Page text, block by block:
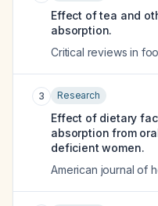
Effect of tea and
absorption.
Critical reviews in
3 Research
Effect of dietary
absorption from
deficient women.
American journal of